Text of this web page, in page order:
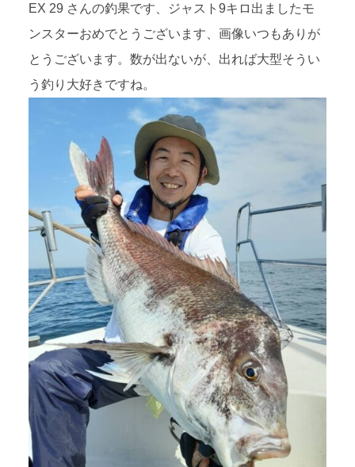
会社概要 リンク
EX 29 さんの釣果です、ジャスト9キロ出ましたモ
ンスターおめでとうございます、画像いつもありが
とうございます。数が出ないが、出れば大型そうい
う釣り大好きですね。